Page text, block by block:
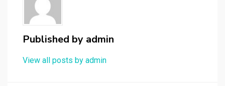
Published by admin
View all posts by admin